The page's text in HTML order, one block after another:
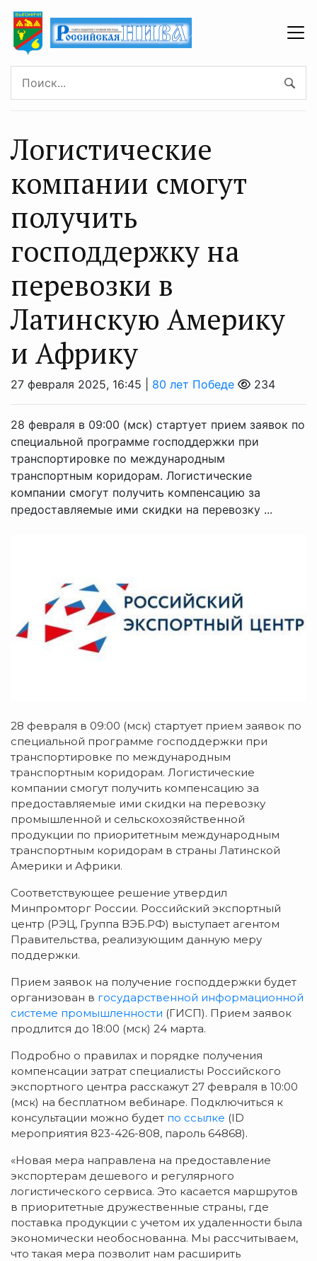
Логистические
компании смогут
получить
господдержку на
перевозки в
Латинскую Америку
и Африку
27 февраля 2025, 16:45 | 80 лет Победе 234
28 февраля в 09:00 (мск) стартует прием заявок по
специальной программе господдержки при
транспортировке по международным
транспортным коридорам. Логистические
компании смогут получить компенсацию за
предоставляемые ими скидки на перевозку ...
28 февраля в 09:00 (мск) стартует прием заявок по
специальной программе господдержки при
транспортировке по международным
транспортным коридорам. Логистические
компании смогут получить компенсацию за
предоставляемые ими скидки на перевозку
промышленной и сельскохозяйственной
продукции по приоритетным международным
транспортным коридорам в страны Латинской
Америки и Африки.
Соответствующее решение утвердил
Минпромторг России. Российский экспортный
центр (РЭЦ, Группа ВЭБ.РФ) выступает агентом
Правительства, реализующим данную меру
поддержки.
Прием заявок на получение господдержки будет
организован в государственной информационной
системе промышленности (ГИСП). Прием заявок
продлится до 18:00 (мск) 24 марта.
Подробно о правилах и порядке получения
компенсации затрат специалисты Российского
экспортного центра расскажут 27 февраля в 10:00
(мск) на бесплатном вебинаре. Подключиться к
консультации можно будет по ссылке (ID
мероприятия 823-426-808, пароль 64868).
«Новая мера направлена на предоставление
экспортерам дешевого и регулярного
логистического сервиса. Это касается маршрутов
в приоритетные дружественные страны, где
поставка продукции с учетом их удаленности была
экономически необоснованна. Мы рассчитываем,
что такая мера позволит нам расширить